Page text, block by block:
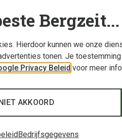
Bergzeit...
Hierdoor kunnen we onze
tonen. Je
Privacy Beleid voor meer
NIET AKKOORD
Bedrijfsgegevens